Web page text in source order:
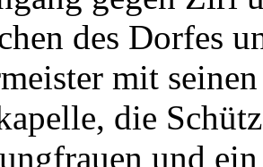
des Dorfes
mit
die
und